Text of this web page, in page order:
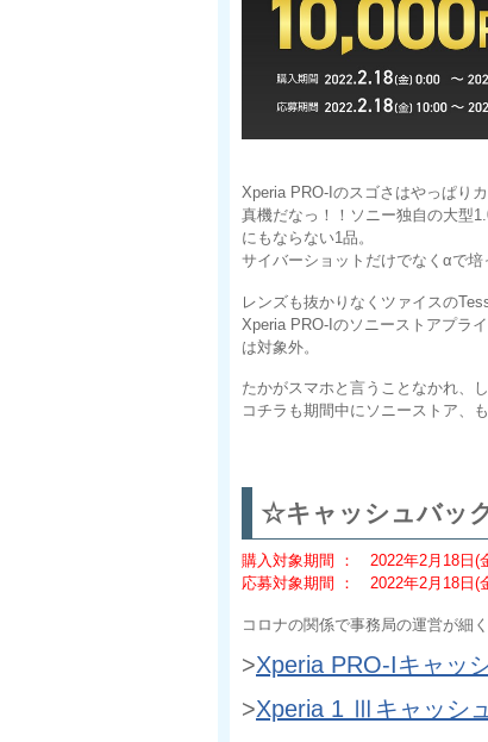
Xperia PRO-Iのスゴさはやっぱり
真機だなっ！！ソニー独自の大型
にもならない1品。
サイバーショットだけでなくαで培
レンズも抜かりなくツァイスの
Xperia PRO-Iのソニーストアプラ
は対象外。
たかがスマホと言うことなかれ、
コチラも期間中にソニーストア、
☆キャッシュバッ
購入対象期間 ： 2022年2月18日(
応募対象期間 ： 2022年2月18日(
コロナの関係で事務局の運営が細
>Xperia PRO-Iキャッ
>Xperia 1 Ⅲ キャッシ